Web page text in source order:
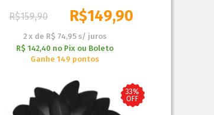
R$159,90 R$149,90
2 x de R$ 74,95 s/ juros
R$ 142,40 no Pix ou Boleto
Ganhe 149 pontos
33%
OFF